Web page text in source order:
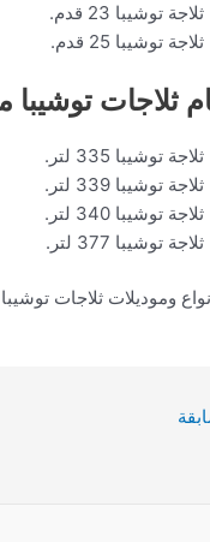
ثلاجة توشيبا 23 قدم.
ثلاجة توشيبا 25 قدم.
ثلاجات
ثلاجة توشيبا 335 لتر.
ثلاجة توشيبا 339 لتر.
ثلاجة توشيبا 340 لتر.
ثلاجة توشيبا 377 لتر.
وموديلات ثلاجات